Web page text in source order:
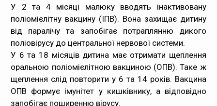
У 2 та 4 місяці малюку вводять інактивовану
поліомієлітну вакцину (ІПВ). Вона захищає дитину
від паралічу та запобігає потраплянню дикого
поліовірусу до центральної нервової системи.
У 6 та 18 місяців дитина має отримати щеплення
оральною поліомієлітною вакциною (ОПВ). Таке ж
щеплення слід повторити у 6 та 14 років. Вакцина
ОПВ формує імунітет у кишківнику, а відповідно
запобігає поширенню вірусу.